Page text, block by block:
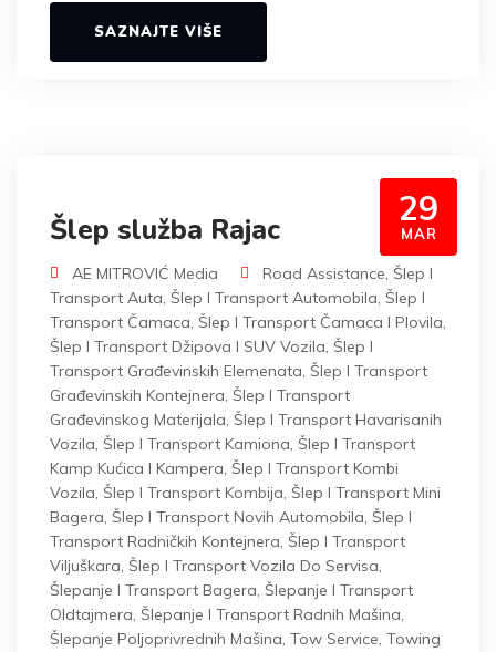
SAZNAJTE VIŠE
29
MAR
Šlep služba Rajac
AE MITROVIĆ Media Road Assistance, Šlep I
Transport Auta, Šlep I Transport Automobila, Šlep I
Transport Čamaca, Šlep I Transport Čamaca I Plovila,
Šlep I Transport Džipova I SUV Vozila, Šlep I
Transport Građevinskih Elemenata, Šlep I Transport
Građevinskih Kontejnera, Šlep I Transport
Građevinskog Materijala, Šlep I Transport Havarisanih
Vozila, Šlep I Transport Kamiona, Šlep I Transport
Kamp Kućica I Kampera, Šlep I Transport Kombi
Vozila, Šlep I Transport Kombija, Šlep I Transport Mini
Bagera, Šlep I Transport Novih Automobila, Šlep I
Transport Radničkih Kontejnera, Šlep I Transport
Viljuškara, Šlep I Transport Vozila Do Servisa,
Šlepanje I Transport Bagera, Šlepanje I Transport
Oldtajmera, Šlepanje I Transport Radnih Mašina,
Šlepanje Poljoprivrednih Mašina, Tow Service, Towing